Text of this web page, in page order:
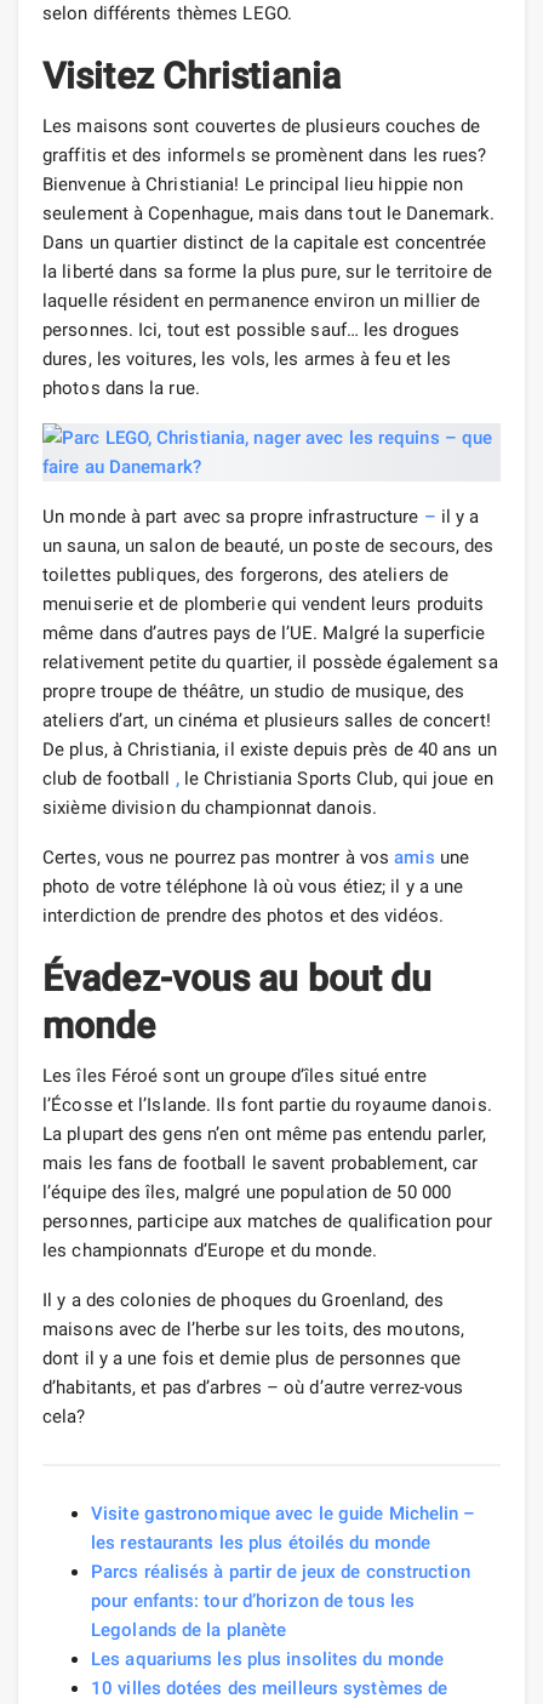
selon différents thèmes LEGO.
Visitez Christiania
Les maisons sont couvertes de plusieurs couches de
graffitis et des informels se promènent dans les rues?
Bienvenue à Christiania! Le principal lieu hippie non
seulement à Copenhague, mais dans tout le Danemark.
Dans un quartier distinct de la capitale est concentrée
la liberté dans sa forme la plus pure, sur le territoire de
laquelle résident en permanence environ un millier de
personnes. Ici, tout est possible sauf… les drogues
dures, les voitures, les vols, les armes à feu et les
photos dans la rue.
Un monde à part avec sa propre infrastructure – il y a
un sauna, un salon de beauté, un poste de secours, des
toilettes publiques, des forgerons, des ateliers de
menuiserie et de plomberie qui vendent leurs produits
même dans d’autres pays de l’UE. Malgré la superficie
relativement petite du quartier, il possède également sa
propre troupe de théâtre, un studio de musique, des
ateliers d’art, un cinéma et plusieurs salles de concert!
De plus, à Christiania, il existe depuis près de 40 ans un
club de football ,le Christiania Sports Club, qui joue en
sixième division du championnat danois.
Certes, vous ne pourrez pas montrer à vosamis une
photo de votre téléphone là où vous étiez; il y a une
interdiction de prendre des photos et des vidéos.
Évadez-vous au bout du
monde
Les îles Féroé sont un groupe d’îles situé entre
l’Écosse et l’Islande. Ils font partie du royaume danois.
La plupart des gens n’en ont même pas entendu parler,
mais les fans de football le savent probablement, car
l’équipe des îles, malgré une population de 50 000
personnes, participe aux matches de qualification pour
les championnats d’Europe et du monde.
Il y a des colonies de phoques du Groenland, des
maisons avec de l’herbe sur les toits, des moutons,
dont il y a une fois et demie plus de personnes que
d’habitants, et pas d’arbres – où d’autre verrez-vous
cela?
Visite gastronomique avec le guide Michelin –
les restaurants les plus étoilés du monde
Parcs réalisés à partir de jeux de construction
pour enfants: tour d’horizon de tous les
Legolands de la planète
Les aquariums les plus insolites du monde
10 villes dotées des meilleurs systèmes de